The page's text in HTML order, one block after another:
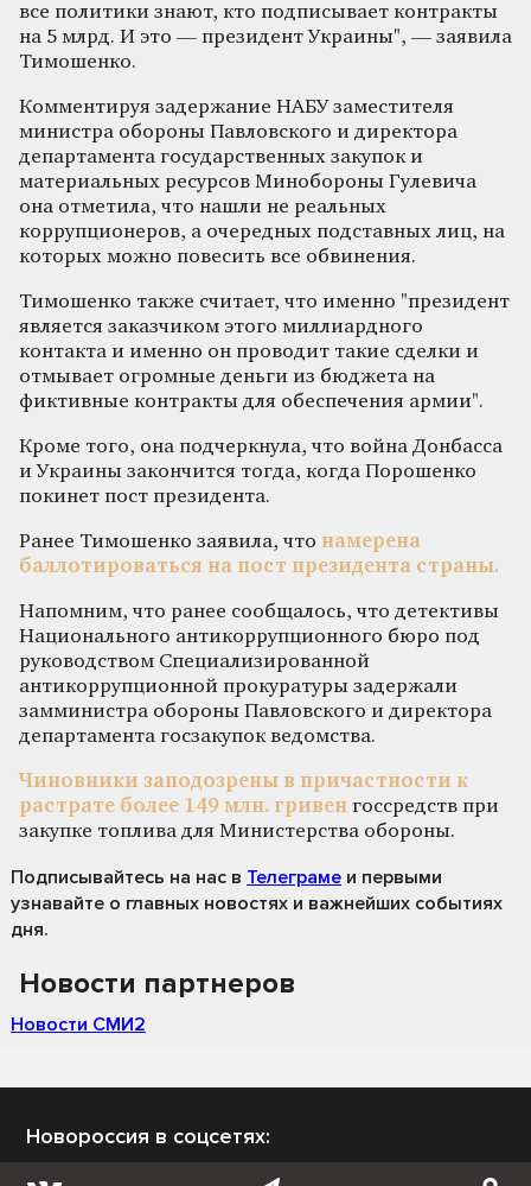
все политики знают, кто подписывает контракты
на 5 млрд. И это — президент Украины", — заявила
Тимошенко.
Комментируя задержание НАБУ заместителя
министра обороны Павловского и директора
департамента государственных закупок и
материальных ресурсов Минобороны Гулевича
она отметила, что нашли не реальных
коррупционеров, а очередных подставных лиц, на
которых можно повесить все обвинения.
Тимошенко также считает, что именно "президент
является заказчиком этого миллиардного
контакта и именно он проводит такие сделки и
отмывает огромные деньги из бюджета на
фиктивные контракты для обеспечения армии".
Кроме того, она подчеркнула, что война Донбасса
и Украины закончится тогда, когда Порошенко
покинет пост президента.
Ранее Тимошенко заявила, что намерена
баллотироваться на пост президента страны.
Напомним, что ранее сообщалось, что детективы
Национального антикоррупционного бюро под
руководством Специализированной
антикоррупционной прокуратуры задержали
замминистра обороны Павловского и директора
департамента госзакупок ведомства.
Чиновники заподозрены в причастности к
растрате более 149 млн. гривен госсредств при
закупке топлива для Министерства обороны.
Подписывайтесь на нас в Телеграме и первыми
узнавайте о главных новостях и важнейших событиях
дня.
Новости партнеров
Новости СМИ2
Новороссия в соцсетях: